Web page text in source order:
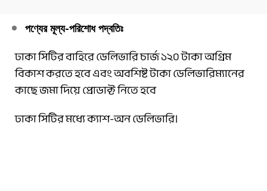
পণ্যের মূল্য-পরিশোধ পদ্বতিঃ
ঢাকা সিটির বাহিরে ডেলিভারি চার্জ ১২০ টাকা অগ্রিম
বিকাশ করতে হবে এবং অবশিষ্ট টাকা ডেলিভারিম্যানের
কাছে জমা দিয়ে প্রোডাক্ট নিতে হবে
ঢাকা সিটির মধ্যে ক্যাশ-অন ডেলিভারি।